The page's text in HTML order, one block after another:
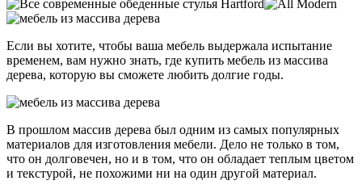
Если вы хотите, чтобы ваша мебель выдержала испытание
временем, вам нужно знать, где купить мебель из массива
дерева, которую вы сможете любить долгие годы.
В прошлом массив дерева был одним из самых популярных
материалов для изготовления мебели. Дело не только в том,
что он долговечен, но и в том, что он обладает теплым цветом
и текстурой, не похожими ни на один другой материал.